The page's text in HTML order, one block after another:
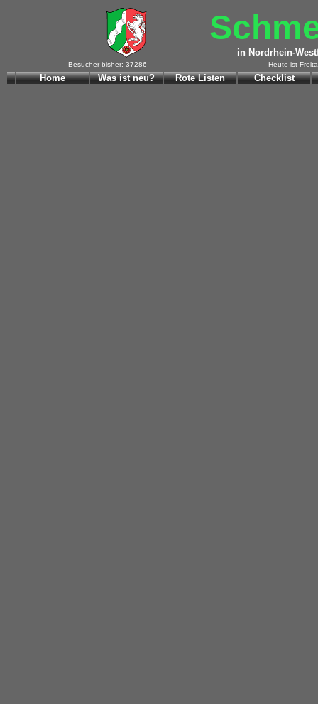
in Nordrhein-
Besucher bisher: 37286 Heute ist
Home Was ist neu? Rote Listen Checklist